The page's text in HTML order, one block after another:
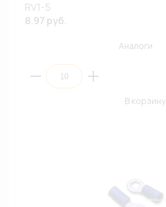
RV1-5
8.97 руб.
Аналоги
В корзину